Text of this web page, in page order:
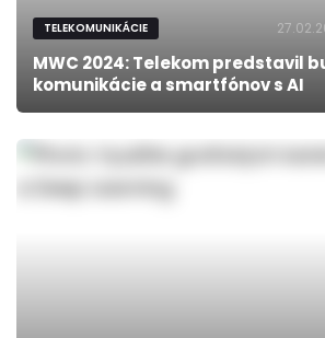
TELEKOMUNIKÁCIE
MWC 2024: Telekom predstavil
komunikácie a smartfónov s AI